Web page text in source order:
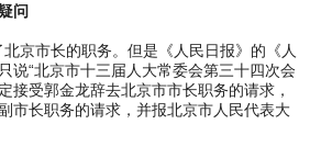
问
市长的职务。但是《人民日报》的《人
说“北京市十三届人大常委会第三十四次会
接受郭金龙辞去北京市市长职务的请求，
市长职务的请求，并报北京市人民代表大